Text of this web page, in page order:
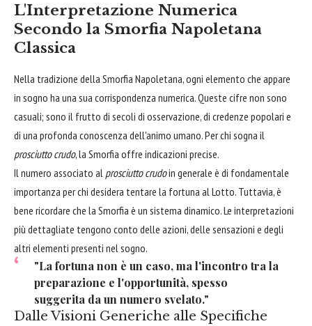
L'Interpretazione Numerica
Secondo la Smorfia Napoletana
Classica
Nella tradizione della Smorfia Napoletana, ogni elemento che appare
in sogno ha una sua corrispondenza numerica. Queste cifre non sono
casuali; sono il frutto di secoli di osservazione, di credenze popolari e
di una profonda conoscenza dell'animo umano. Per chi sogna il
prosciutto crudo, la Smorfia offre indicazioni precise.
Il numero associato al prosciutto crudoin generale è di fondamentale
importanza per chi desidera tentare la fortuna al Lotto. Tuttavia, è
bene ricordare che la Smorfia è un sistema dinamico. Le interpretazioni
più dettagliate tengono conto delle azioni, delle sensazioni e degli
altri elementi presenti nel sogno.
"La fortuna non è un caso, ma l'incontro tra la
preparazione e l'opportunità, spesso
suggerita da un numero svelato."
Dalle Visioni Generiche alle Specifiche